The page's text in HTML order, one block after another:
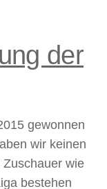
der
gewonnen
wir keinen
wie
bestehen